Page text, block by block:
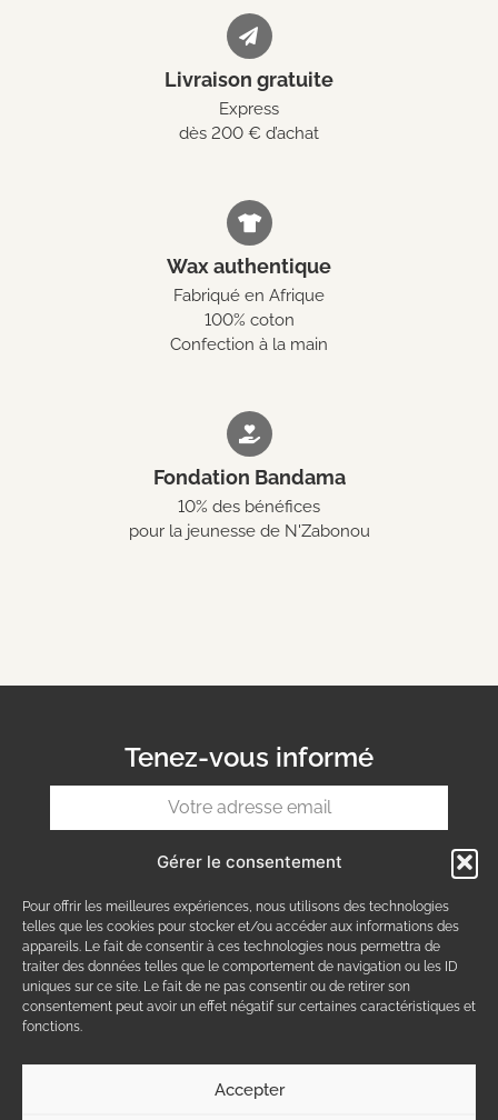
Gérer le consentement
Pour offrir les meilleures expériences, nous utilisons des technologies
telles que les cookies pour stocker et/ou accéder aux informations des
appareils. Le fait de consentir à ces technologies nous permettra de
traiter des données telles que le comportement de navigation ou les ID
uniques sur ce site. Le fait de ne pas consentir ou de retirer son
consentement peut avoir un effet négatif sur certaines caractéristiques et
fonctions.
Accepter
Livraison gratuite
Express
dès 200 € d’achat
Wax authentique
Fabriqué en Afrique
100% coton
Confection à la main
Fondation Bandama
10% des bénéfices
pour la jeunesse de N'Zabonou
Tenez-vous informé
S'INSCRIRE
CONDITIONS GÉNÉRALES
FAQ